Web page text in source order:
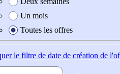
Un mois
Toutes les offres
le filtre de date de création de